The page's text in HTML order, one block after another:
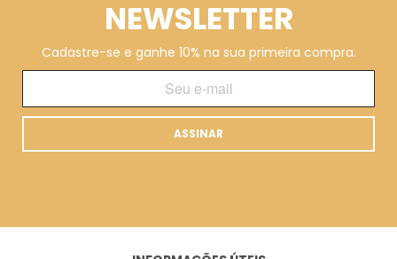
NEWSLETTER
Cadastre-se e ganhe 10% na sua primeira compra.
ASSINAR